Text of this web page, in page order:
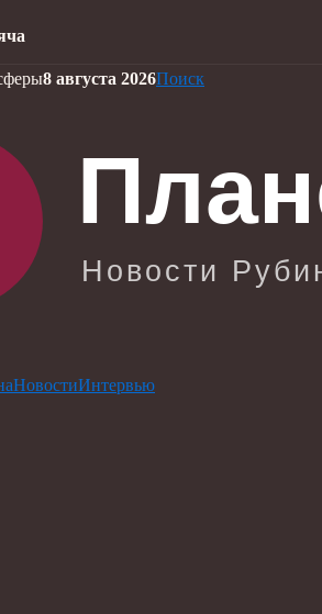
8 августа 2026Поиск
НовостиИнтервью